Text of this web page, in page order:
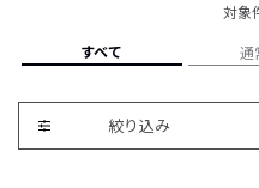
対象
すべて 通
絞り込み